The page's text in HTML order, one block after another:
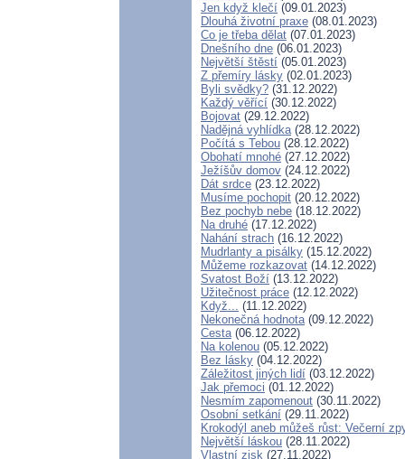
Jen když klečí (09.01.2023)
Dlouhá životní praxe (08.01.2023)
Co je třeba dělat (07.01.2023)
Dnešního dne (06.01.2023)
Největší štěstí (05.01.2023)
Z přemíry lásky (02.01.2023)
Byli svědky? (31.12.2022)
Každý věřící (30.12.2022)
Bojovat (29.12.2022)
Nadějná vyhlídka(28.12.2022)
Počítá s Tebou (28.12.2022)
Obohatí mnohé (27.12.2022)
Ježíšův domov (24.12.2022)
Dát srdce (23.12.2022)
Musíme pochopit (20.12.2022)
Bez pochyb nebe (18.12.2022)
Na druhé (17.12.2022)
Nahání strach (16.12.2022)
Mudrlanty a pisálky (15.12.2022)
Můžeme rozkazovat (14.12.2022)
Svatost Boží (13.12.2022)
Užitečnost práce (12.12.2022)
Když... (11.12.2022)
Nekonečná hodnota(09.12.2022)
Cesta(06.12.2022)
Na kolenou (05.12.2022)
Bez lásky (04.12.2022)
Záležitost jiných lidí (03.12.2022)
Jak přemoci (01.12.2022)
Nesmím zapomenout (30.11.2022)
Osobní setkání (29.11.2022)
Krokodýl aneb můžeš růst: Večerní
Největší láskou (28.11.2022)
Vlastní zisk (27.11.2022)